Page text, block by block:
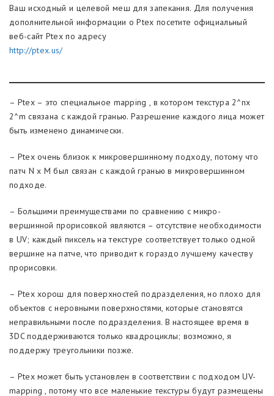
Ваш исходный и целевой меш для запекания. Для получения
дополнительной информации о Ptex посетите официальный
веб-сайт Ptex по адресу
http://ptex.us/
– Ptex – это специальное mapping , в котором текстура 2^nx
2^m связана с каждой гранью. Разрешение каждого лица может
быть изменено динамически.
– Ptex очень близок к микровершинному подходу, потому что
патч N x M был связан с каждой гранью в микровершинном
подходе.
– Большими преимуществами по сравнению с микро-
вершинной прорисовкой являются – отсутствие необходимости
в UV; каждый пиксель на текстуре соответствует только одной
вершине на патче, что приводит к гораздо лучшему качеству
прорисовки.
– Ptex хорош для поверхностей подразделения, но плохо для
объектов с неровными поверхностями, которые становятся
неправильными после подразделения. В настоящее время в
3DC поддерживаются только квадроциклы; возможно, я
поддержу треугольники позже.
– Ptex может быть установлен в соответствии с подходом UV-
mapping , потому что все маленькие текстуры будут размещены